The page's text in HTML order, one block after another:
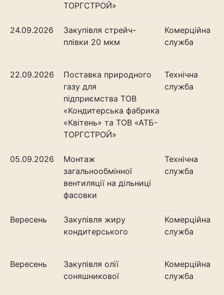
ТОРГСТРОЙ»
24.09.2026
Закупівля стрейч-
плівки 20 мкм
Комерційна
служба
22.09.2026
Поставка природного
газу для
підприємства ТОВ
«Кондитерська фабрика
«Квітень» та ТОВ «АТБ-
ТОРГСТРОЙ»
Технічна
служба
05.09.2026
Монтаж
загальнообмінної
вентиляції на дільниці
фасовки
Технічна
служба
Вересень
Закупівля жиру
кондитерського
Комерційна
служба
Вересень
Закупівля олії
соняшникової
Комерційна
служба